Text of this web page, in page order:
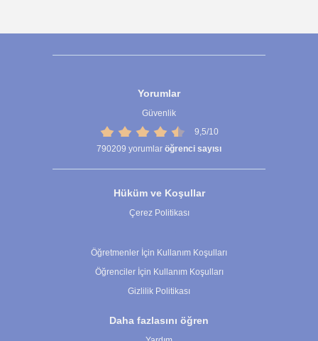
Yorumlar
Güvenlik
9,5/10
790209 yorumlar öğrenci sayısı
Hüküm ve Koşullar
Çerez Politikası
Öğretmenler İçin Kullanım Koşulları
Öğrenciler İçin Kullanım Koşulları
Gizlilik Politikası
Daha fazlasını öğren